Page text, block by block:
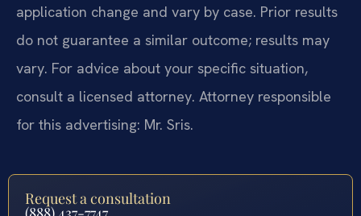
application change and vary by case. Prior results
do not guarantee a similar outcome; results may
vary. For advice about your specific situation,
consult a licensed attorney. Attorney responsible
for this advertising: Mr. Sris.
Request a consultation